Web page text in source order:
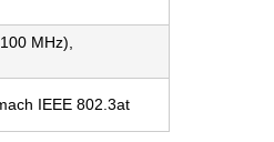
MHz),
IEEE 802.3at